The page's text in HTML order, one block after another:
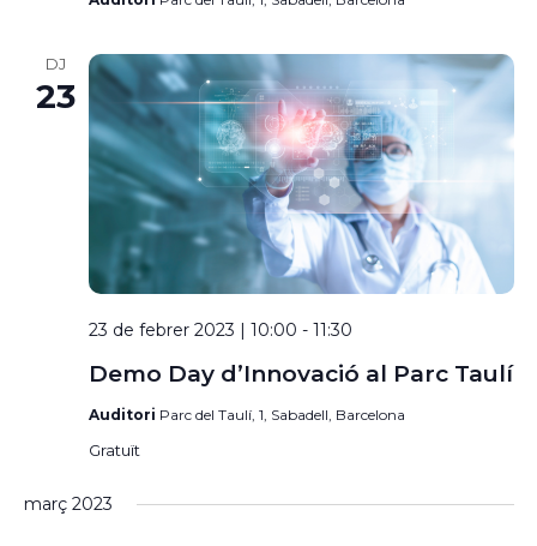
DJ
23
23 de febrer 2023 | 10:00 - 11:30
Demo Day d’Innovació al Parc Taulí
Auditori Parc del Taulí, 1, Sabadell, Barcelona
Gratuït
març 2023